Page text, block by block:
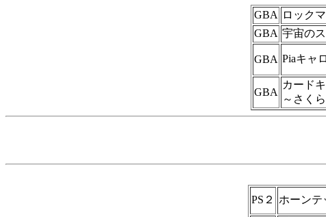
GBA
ロック
GBA 宇宙の
GBA Piaキャ
GBA
カード
～さく
PS２
ホーンテ